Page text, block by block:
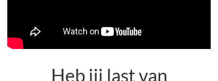
Heb jij last van